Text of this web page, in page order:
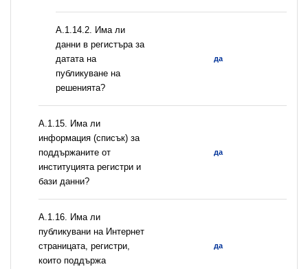
A.1.14.2. Има ли
данни в регистъра за
датата на
публикуване на
решенията?
да
А.1.15. Има ли
информация (списък) за
поддържаните от
институцията регистри и
бази данни?
да
А.1.16. Има ли
публикувани на Интернет
страницата, регистри,
които поддържа
да